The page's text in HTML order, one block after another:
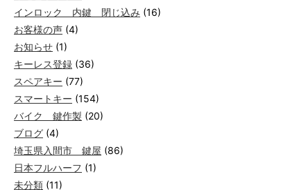
インロック 内鍵 閉じ込み (16)
お客様の声 (4)
お知らせ (1)
キーレス登録 (36)
スペアキー (77)
スマートキー (154)
バイク 鍵作製 (20)
ブログ (4)
埼玉県入間市 鍵屋 (86)
日本フルハーフ (1)
未分類 (11)